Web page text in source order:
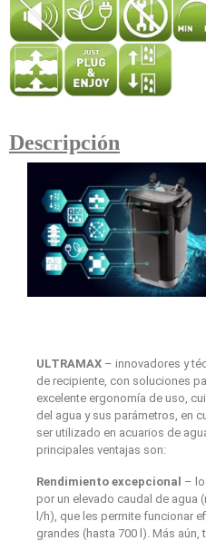
Descripción
ULTRAMAX – innovadores y
de recipiente, con soluciones
excelente ergonomía de uso,
del agua y sus parámetros, en
ser utilizado en acuarios de
principales ventajas son:
Rendimiento excepcional –
por un elevado caudal de agua
l/h), que les permite funcionar
grandes (hasta 700 l). Más aún,